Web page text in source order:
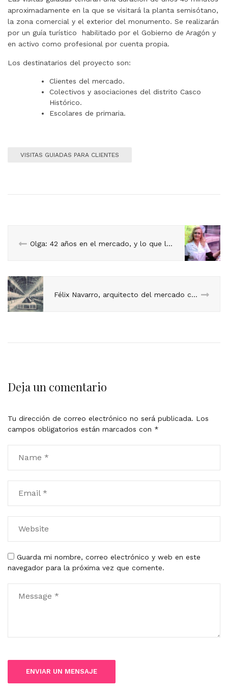
aproximadamente en la que se visitará la planta semisótano,
la zona comercial y el exterior del monumento. Se realizarán
por un guía turístico habilitado por el Gobierno de Aragón y
en activo como profesional por cuenta propia.
Los destinatarios del proyecto son:
Clientes del mercado.
Colectivos y asociaciones del distrito Casco
Histórico.
Escolares de primaria.
VISITAS GUIADAS PARA CLIENTES
Olga: 42 años en el mercado, y lo que le queda…
Félix Navarro, arquitecto del mercado central
Deja un comentario
Tu dirección de correo electrónico no será publicada. Los
campos obligatorios están marcados con *
Guarda mi nombre, correo electrónico y web en este
navegador para la próxima vez que comente.